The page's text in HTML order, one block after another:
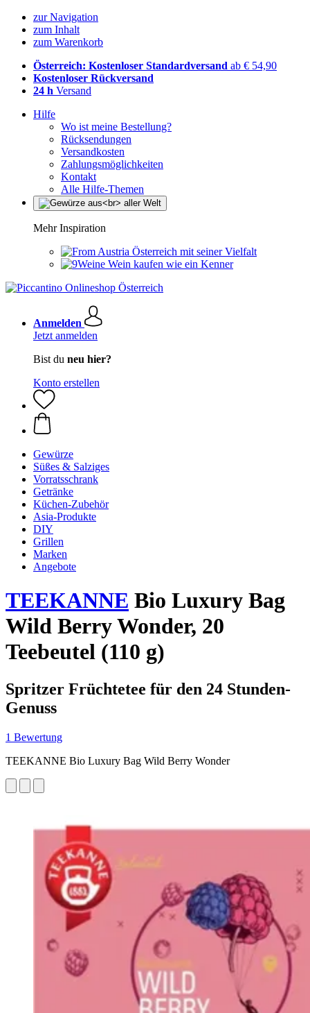
zur Navigation
zum Inhalt
zum Warenkorb
Österreich: Kostenloser Standardversand ab € 54,90
Kostenloser Rückversand
24 h Versand
Hilfe
Wo ist meine Bestellung?
Rücksendungen
Versandkosten
Zahlungsmöglichkeiten
Kontakt
Alle Hilfe-Themen
Mehr Inspiration
Österreich mit seiner Vielfalt
Wein kaufen wie ein Kenner
Anmelden
Jetzt anmelden
Bist du neu hier?
Konto erstellen
Gewürze
Süßes & Salziges
Vorratsschrank
Getränke
Küchen-Zubehör
Asia-Produkte
DIY
Grillen
Marken
Angebote
TEEKANNE Bio Luxury Bag
Wild Berry Wonder, 20
Teebeutel (110 g)
Spritzer Früchtetee für den 24 Stunden-
Genuss
1 Bewertung
TEEKANNE Bio Luxury Bag Wild Berry Wonder